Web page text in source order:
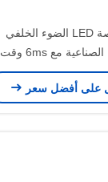
32 بوصة LED الضوء الخلفي
الشاشة الصناعية مع 6ms وقت
مشاهدة
على أفضل سعر